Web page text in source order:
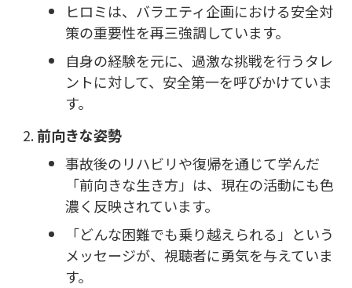
ヒロミは、バラエティ企画における安全対
策の重要性を再三強調しています。
自身の経験を元に、過激な挑戦を行うタレ
ントに対して、安全第一を呼びかけていま
す。
前向きな姿勢
事故後のリハビリや復帰を通じて学んだ
「前向きな生き方」は、現在の活動にも色
濃く反映されています。
「どんな困難でも乗り越えられる」という
メッセージが、視聴者に勇気を与えていま
す。